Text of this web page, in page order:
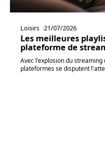
Loisirs 21/07/2026
Les meilleures
plateforme de
Avec l'explosion du
plateformes se disputent